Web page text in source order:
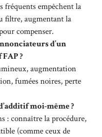
fréquents empêchent la
filtre, augmentant la
compenser.
d’un
?
augmentation
fumées noires, perte
moi-même ?
: connaître la procédure,
(comme ceux de